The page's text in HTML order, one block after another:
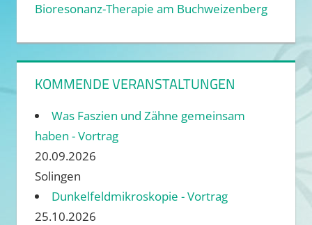
Bioresonanz-Therapie am Buchweizenberg
KOMMENDE VERANSTALTUNGEN
Was Faszien und Zähne gemeinsam
haben - Vortrag
20.09.2026
Solingen
Dunkelfeldmikroskopie - Vortrag
25.10.2026